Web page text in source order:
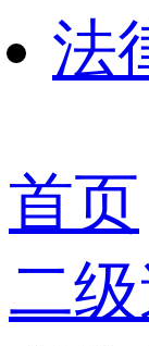
法
首页
二